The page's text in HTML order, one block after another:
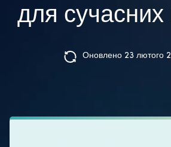
для
Оновлено 23 лютого